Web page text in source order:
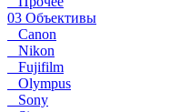
03 Объективы
Canon
Nikon
Fujifilm
Olympus
Sony